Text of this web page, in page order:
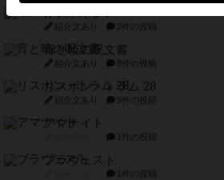
紹介文あり 2件の投稿
宵と暁の呪文書
紹介文あり 8件の投稿
リスボン・トラム 28
紹介文あり 9件の投稿
アマナイト
1件の投稿
ブラヴェスト
1件の投稿